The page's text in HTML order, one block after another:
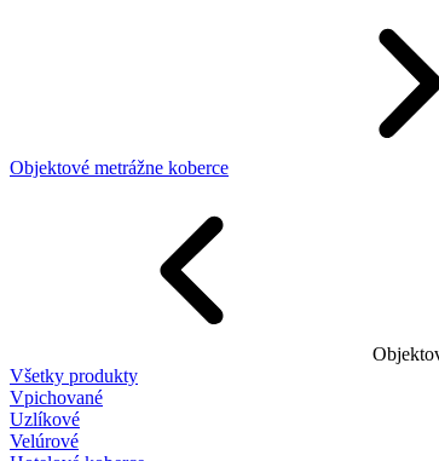
Objektové metrážne koberce
Všetky produkty
Vpichované
Uzlíkové
Velúrové